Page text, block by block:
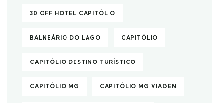
30 OFF HOTEL CAPITÓLIO
BALNEÁRIO DO LAGO CAPITÓLIO
CAPITÓLIO DESTINO TURÍSTICO
CAPITÓLIO MG CAPITÓLIO MG VIAGEM